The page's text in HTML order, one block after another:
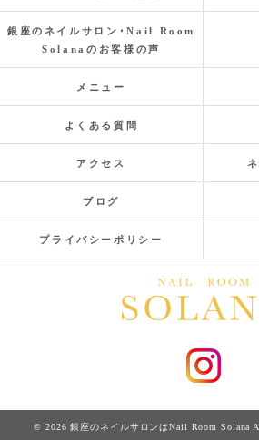
銀座のネイルサロン･Nail Room
Solanaのお客様の声
メニュー
よくある質問
アクセス
ブログ
プライバシーポリシー
© 2026 銀座のネイルサロンはNail Room Solana